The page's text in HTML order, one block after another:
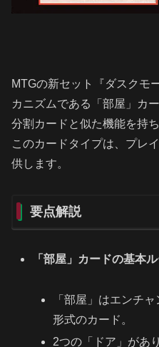
MTGの新セット『ダスクモ
カニズムである「部屋」カ
分割カードと似た機能を持
このカードタイプは、プレ
供します。
要点解説
「部屋」カードの基本
「部屋」はエンチ
形式のカード。
2つの「ドア」があ